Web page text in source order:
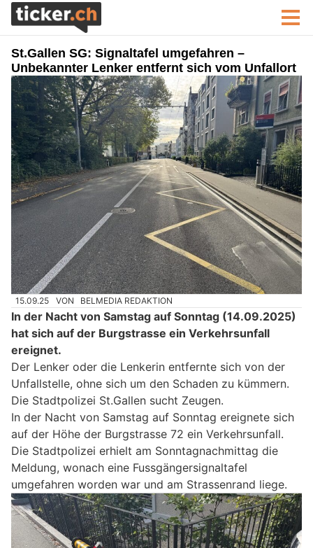
St.Gallen SG: Signaltafel umgefahren –
Unbekannter Lenker entfernt sich vom Unfallort
15.09.25 VON BELMEDIA REDAKTION
In der Nacht von Samstag auf Sonntag (14.09.2025)
hat sich auf der Burgstrasse ein Verkehrsunfall
ereignet.
Der Lenker oder die Lenkerin entfernte sich von der
Unfallstelle, ohne sich um den Schaden zu kümmern.
Die Stadtpolizei St.Gallen sucht Zeugen.
In der Nacht von Samstag auf Sonntag ereignete sich
auf der Höhe der Burgstrasse 72 ein Verkehrsunfall.
Die Stadtpolizei erhielt am Sonntagnachmittag die
Meldung, wonach eine Fussgängersignaltafel
umgefahren worden war und am Strassenrand liege.